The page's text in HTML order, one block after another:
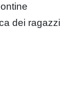
dei ragazzi